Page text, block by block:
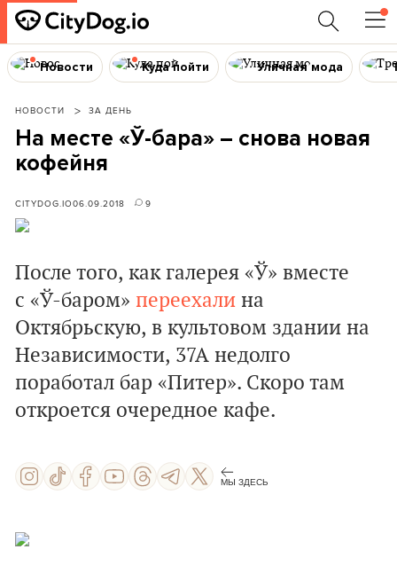
Новости Куда пойти Уличная мода
НОВОСТИ ЗА ДЕНЬ
На месте «Ў-бара» – снова новая
кофейня
CITYDOG.IO06.09.2018 9
После того, как галерея «Ў» вместе
с «Ў-баром» переехали на
Октябрьскую, в культовом здании на
Независимости, 37А недолго
поработал бар «Питер». Скоро там
откроется очередное кафе.
МЫ ЗДЕСЬ